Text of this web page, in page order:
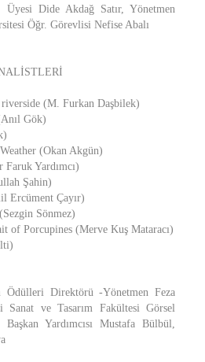
Dide Akdağ Satır, Yönetmen
Öğr. Görevlisi Nefise Abalı
(M. Furkan Daşbilek)
Gök)
(Okan Akgün)
Yardımcı)
Şahin)
Ercüment Çayır)
Sönmez)
of Porcupines (Merve Kuş Mataracı)
Direktörü -Yönetmen Feza
Sanat ve Tasarım Fakültesi Görsel
Yardımcısı Mustafa Bülbül,